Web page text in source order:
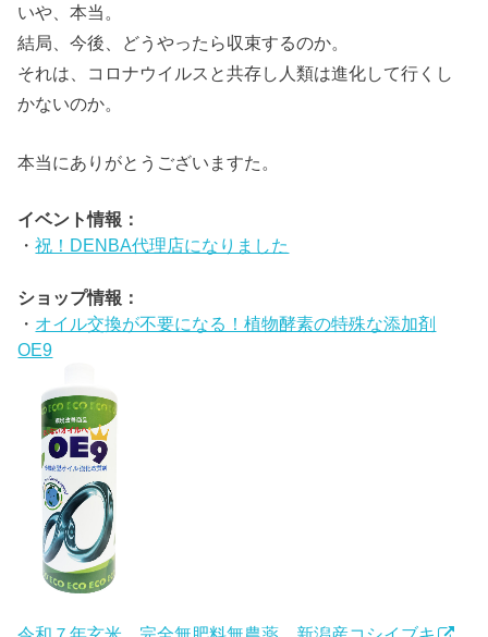
いや、本当。
結局、今後、どうやったら収束するのか。
それは、コロナウイルスと共存し人類は進化して行くし
かないのか。
本当にありがとうございますた。
イベント情報：
・祝！DENBA代理店になりました
ショップ情報：
・ オイル交換が不要になる！植物酵素の特殊な添加剤
OE9